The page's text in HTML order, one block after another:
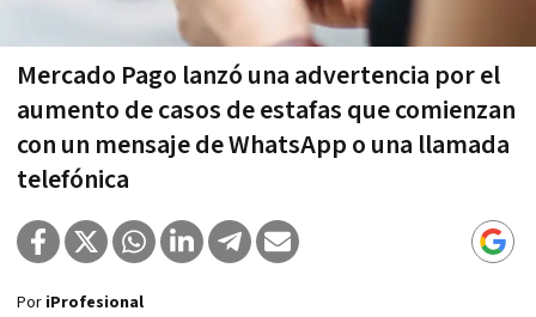
Mercado Pago lanzó una advertencia por el
aumento de casos de estafas que comienzan
con un mensaje de WhatsApp o una llamada
telefónica
Por iProfesional